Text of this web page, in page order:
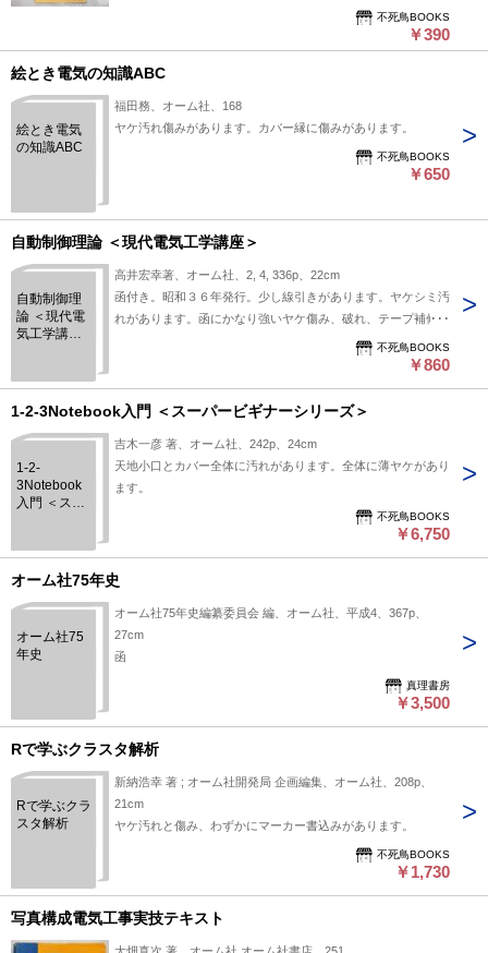
不死鳥BOOKS
￥390
絵とき電気の知識ABC
絵とき電気
の知識ABC
福田務、オーム社、168
ヤケ汚れ傷みがあります。カバー縁に傷みがあります。
不死鳥BOOKS
￥650
自動制御理論 ＜現代電気工学講座＞
自動制御理
論 ＜現代電
気工学講座
高井宏幸著、オーム社、2, 4, 336p、22cm
函付き。昭和３６年発行。少し線引きがあります。ヤケシミ汚
れがあります。函にかなり強いヤケ傷み、破れ、テープ補修が
不死鳥BOOKS
￥860
1-2-3Notebook入門 ＜スーパービギナーシリーズ＞
1-2-
3Notebook
入門 ＜スー
＞
吉木一彦 著、オーム社、242p、24cm
天地小口とカバー全体に汚れがあります。全体に薄ヤケがあり
ます。
不死鳥BOOKS
￥6,750
オーム社75年史
オーム社75
年史
オーム社75年史編纂委員会 編、オーム社、平成4、367p、
27cm
函
真理書房
￥3,500
Rで学ぶクラスタ解析
Rで学ぶクラ
スタ解析
新納浩幸 著 ; オーム社開発局 企画編集、オーム社、208p、
21cm
ヤケ汚れと傷み、わずかにマーカー書込みがあります。
不死鳥BOOKS
￥1,730
写真構成電気工事実技テキスト